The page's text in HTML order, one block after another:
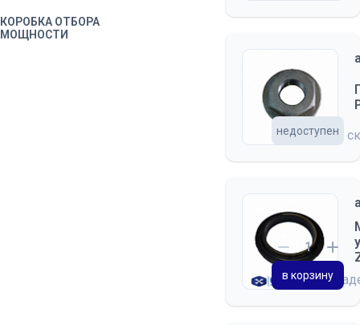
КОРОБКА ОТБОРА
МОЩНОСТИ
на
недоступен
на
в корзину